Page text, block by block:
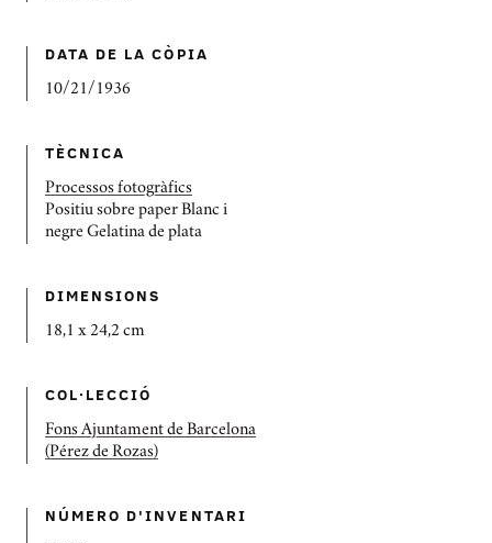
DATA DE LA CÒPIA
10/21/1936
TÈCNICA
Processos fotogràfics
Positiu sobre paper Blanc i
negre Gelatina de plata
DIMENSIONS
18,1 x 24,2 cm
COL·LECCIÓ
Fons Ajuntament de Barcelona
(Pérez de Rozas)
NÚMERO D'INVENTARI